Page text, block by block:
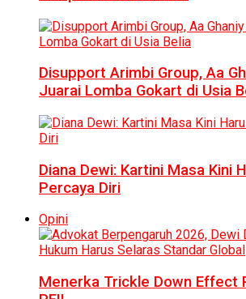
Disupport Arimbi Group, Aa
Juarai Lomba Gokart di Usia
Diana Dewi: Kartini Masa Kini
Percaya Diri
Opini
Menerka Trickle Down Effect